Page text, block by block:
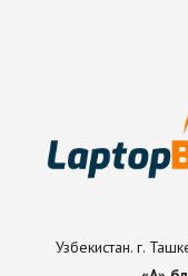
Узбекистан. г.